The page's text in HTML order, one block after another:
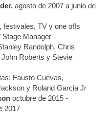
agosto de 2007 a junio de
festivales, TV y one offs
Stage Manager
Randolph, Chris
Roberts y Stevie
Fausto Cuevas,
y Roland Garcia Jr
octubre de 2015 -
2017